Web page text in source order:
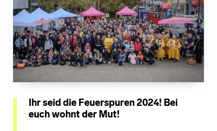
Ihr seid die Feuerspuren 2024! Bei
euch wohnt der Mut!